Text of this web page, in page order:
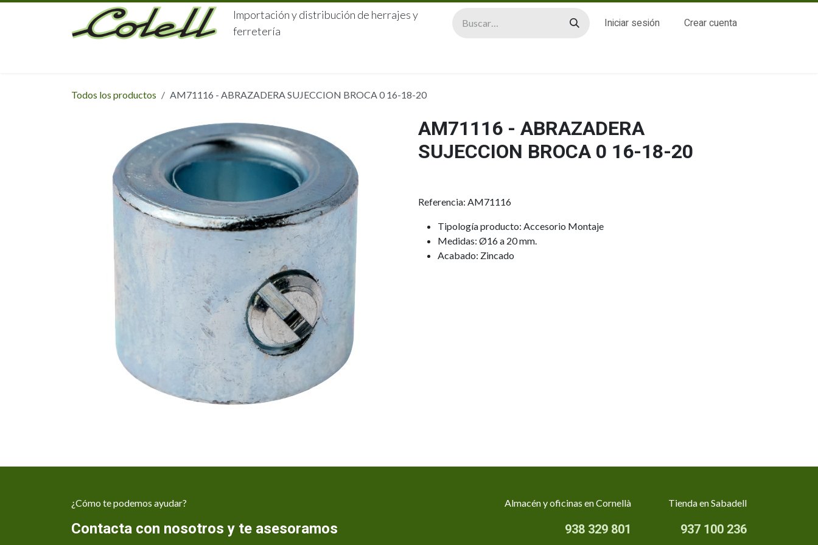
Ir al contenido
Importación y distribución de herrajes y
ferretería
Iniciar sesión Crear cuenta
Todos los productos AM71116 - ABRAZADERA SUJECCION BROCA 0 16-18-20
AM71116 - ABRAZADERA
SUJECCION BROCA 0 16-18-20
Referencia: AM71116
Tipología producto: Accesorio Montaje
Medidas: Ø16 a 20 mm.
Acabado: Zincado
¿Cómo te podemos ayudar?
Contacta con nosotros y te asesoramos
Almacén y oficinas en Cornellà
938 329 801
Tienda en Sabadell
937 100 236